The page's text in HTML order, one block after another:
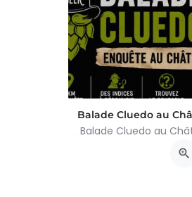
Balade Cluedo au
Place Albert Ier,